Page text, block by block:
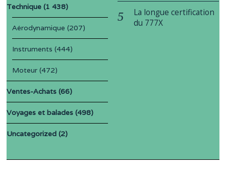
Technique (1 438)
Aérodynamique (207)
Instruments (444)
Moteur (472)
Ventes-Achats (66)
Voyages et balades (498)
Uncategorized (2)
La longue certification
du 777X